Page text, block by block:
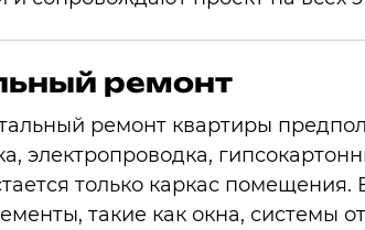
ремонт
ремонт квартиры
электропроводка,
только каркас
такие как окна, системы